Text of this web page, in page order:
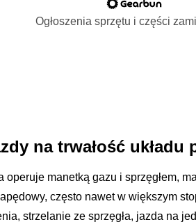
Ogłoszenia sprzętu i części
na trwałość
operuje manetką gazu i sprzęgłem,
często nawet w większym
strzelanie ze sprzęgła, jazda na